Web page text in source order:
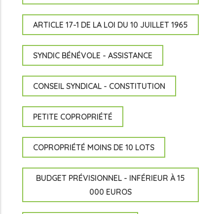
ARTICLE 17-1 DE LA LOI DU 10 JUILLET 1965
SYNDIC BÉNÉVOLE - ASSISTANCE
CONSEIL SYNDICAL - CONSTITUTION
PETITE COPROPRIÉTÉ
COPROPRIÉTÉ MOINS DE 10 LOTS
BUDGET PRÉVISIONNEL - INFÉRIEUR À 15
000 EUROS